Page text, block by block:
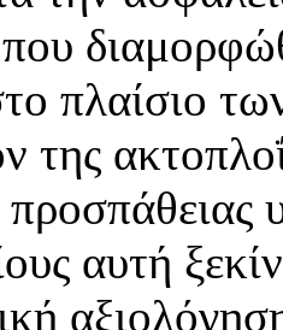
πλαίσιο
της
αυτή